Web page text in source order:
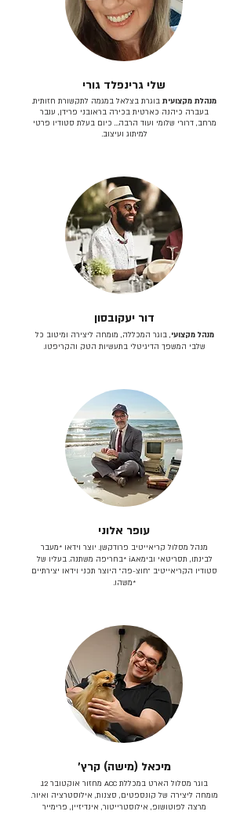
שלי גרינפלד גורי
מנהלת מקצועית בוגרת בצלאל במגמה לתקשורת חזותית.
בעברה כיהנה כארטית בכירה בראובני פרידן, ענבר
מרחב, דרורי שלומי ועוד הרבה… כיום בעלת סטודיו פרטי
למיתוג ועיצוב.
דור יעקובסון
מנהל מקצועי, בוגר המכללה, מומחה ליצירה ומיטוב כל
שלבי המשפך הדיגיטלי בתעשיות הטק והקריפטו.
עופר אלוני
מנהל מסלול קריאייטיב פרודקשן. יוצר וידאו *מעבר
לבינתו, תסריטאי וב​ימאiA‎ *בחריפה משתנה. בעליו של
סטודיו הקריאייטיב ״חוצ-פה״ היוצר תכני וידאו יצירתיים
*משהו.
מיכאל (מישה) קרץ׳
בוגר מסלול הארט במכללת ACC מחזור אוקטובר 12.
מומחה ליצירה של קונספטים, סצנות, אילוסטרציה ואיור.
מרצה לפוטושופ, אילוסטרייטור, אינדיזיין, פרימייר